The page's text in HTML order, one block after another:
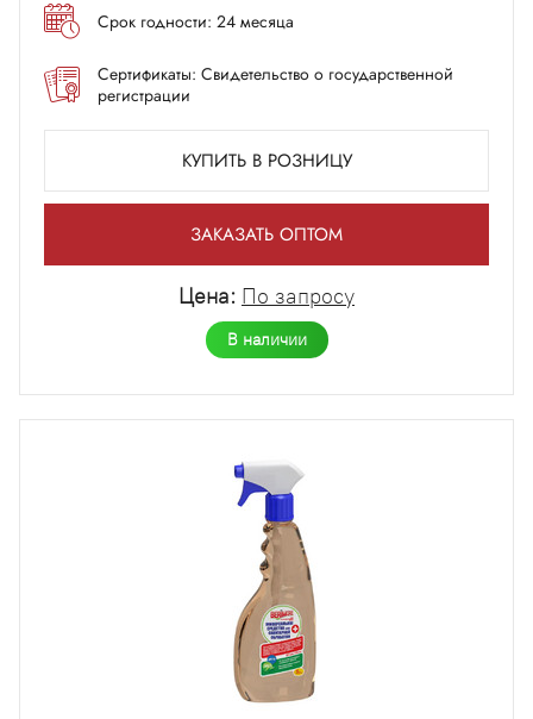
Срок годности: 24 месяца
Сертификаты: Свидетельство о государственной
регистрации
КУПИТЬ В РОЗНИЦУ
ЗАКАЗАТЬ ОПТОМ
Цена: По запросу
В наличии